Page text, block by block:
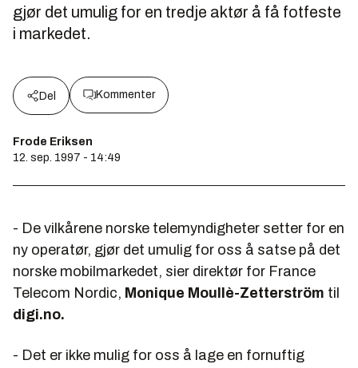
gjør det umulig for en tredje aktør å få fotfeste
i markedet.
Del Kommenter
Frode Eriksen
12. sep. 1997 - 14:49
- De vilkårene norske telemyndigheter setter for en
ny operatør, gjør det umulig for oss å satse på det
norske mobilmarkedet, sier direktør for France
Telecom Nordic, Monique Moullè-Zetterström til
digi.no.
- Det er ikke mulig for oss å lage en fornuftig